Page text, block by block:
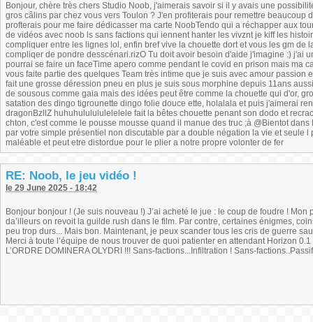
Bonjour, chère très chers Studio Noob, j'aimerais savoir si il y avais une
gros câlins par chez vous vers Toulon ? J'en profiterais pour remettre
profterais pour me faire dédicasser ma carte NoobTendo qui a réchapper aux
de vidéos avec noob ls sans factions qui iennent hanter les vivznt je kiff les
compliquer entre les lignes lol, enfin bref vive la chouette dort et vous les gm de
compliqer de pondre desscénari.rizO Tu doit avoir besoin d'aide j'imagine :) j'ai
pourrai se faire un faceTime apero comme pendant le covid en prison mais ma
vous faite partie des quelques Team très intime que je suis avec amour passion
fait une grosse déression pneu en plus je suis sous morphine depuis 11ans
de sousous comme gaia mais des idées peut être comme la chouette qui d'or,
satation des dingo tigrounette dingo folie douce ette, holalala et puis j'aimerai
dragonBzllZ huhuhululululelelele fait la bêtes chouette penant son dodo et
chton, c'est comme le pousse mousse quand il manue des truc ;à @Bientot
par votre simple présentiel non discutable par a double négation la vie et seule
maléable et peut etre distordue pour le plier a notre propre volonter de fer
RE: Noob, le jeu vidéo !
le 29 June 2025 - 18:42
Bonjour bonjour ! (Je suis nouveau !) J’ai acheté le jue : le coup de foudre !
da’illeurs on revoit la guilde rush dans le film. Par contre, certaines énigmes,
peu trop durs... Mais bon. Maintenant, je peux scander tous les cris de guerre
Merci à toute l’équipe de nous trouver de quoi patienter en attendant Horizon
L’ORDRE DOMINERA OLYDRI !!! Sans-factions...Infiltration ! Sans-